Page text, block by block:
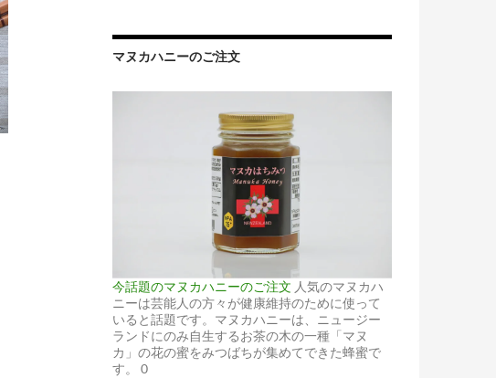
マヌカハニーのご注文
今話題のマヌカハニーのご注文 人気のマヌカハ
ニーは芸能人の方々が健康維持のために使って
いると話題です。マヌカハニーは、ニュージー
ランドにのみ自生するお茶の木の一種「マヌ
カ」の花の蜜をみつばちが集めてできた蜂蜜で
す。 0